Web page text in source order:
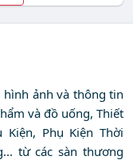
hình ảnh và thông tin
và đồ uống, Thiết
Phụ Kiện Thời
từ các sàn thương